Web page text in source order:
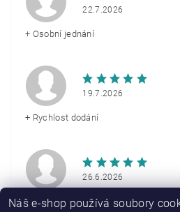
22.7.2026
+ Osobní jednání
19.7.2026
+ Rychlost dodání
26.6.2026
+ Rychlé doručení
Náš e-shop používá soubory